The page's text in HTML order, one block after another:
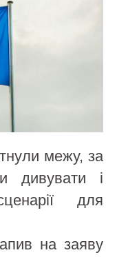
межу, за
дивувати і
для
на заяву